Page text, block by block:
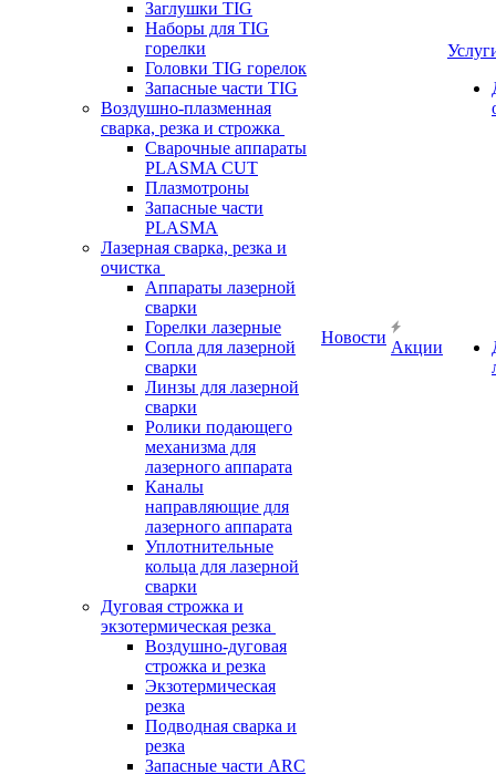
Заглушки TIG
Наборы для TIG
горелки
Головки TIG горелок
Запасные части TIG
Воздушно-плазменная
сварка, резка и строжка
Сварочные аппараты
PLASMA CUT
Плазмотроны
Запасные части
PLASMA
Лазерная сварка, резка и
очистка
Аппараты лазерной
сварки
Горелки лазерные
Сопла для лазерной
сварки
Линзы для лазерной
сварки
Ролики подающего
механизма для
лазерного аппарата
Каналы
направляющие для
лазерного аппарата
Уплотнительные
кольца для лазерной
сварки
Дуговая строжка и
экзотермическая резка
Воздушно-дуговая
строжка и резка
Экзотермическая
резка
Подводная сварка и
резка
Запасные части ARC
Новости
Акции